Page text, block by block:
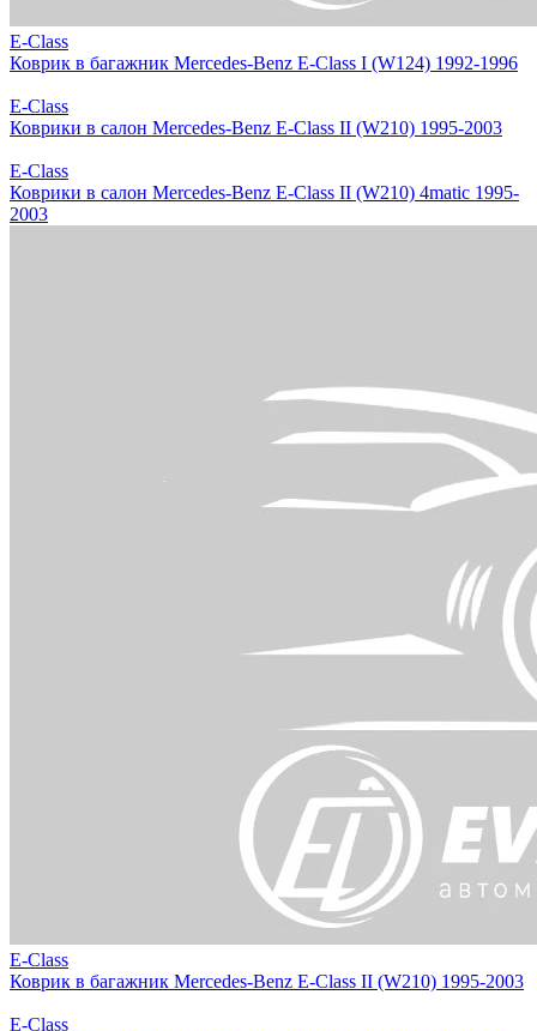
E-Class
Коврик в багажник Mercedes-Benz E-Class I (W124) 1992-1996
E-Class
Коврики в салон Mercedes-Benz E-Class II (W210) 1995-2003
E-Class
Коврики в салон Mercedes-Benz E-Class II (W210) 4matic 1995-
2003
E-Class
Коврик в багажник Mercedes-Benz E-Class II (W210) 1995-2003
E-Class